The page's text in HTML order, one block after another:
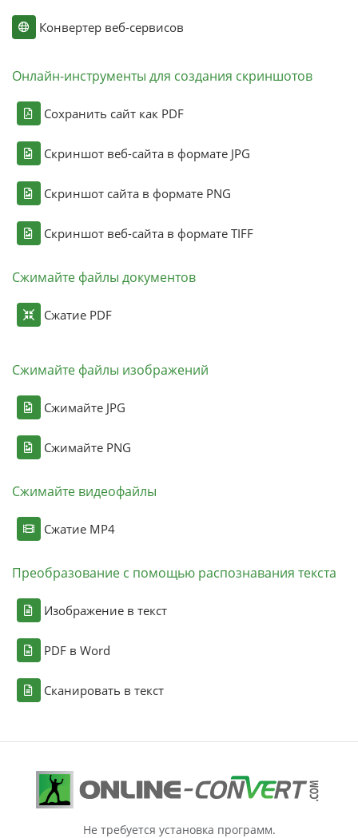
Конвертер веб-сервисов
Онлайн-инструменты для создания скриншотов
Сохранить сайт как PDF
Скриншот веб-сайта в формате JPG
Скриншот сайта в формате PNG
Скриншот веб-сайта в формате TIFF
Сжимайте файлы документов
Сжатие PDF
Сжимайте файлы изображений
Сжимайте JPG
Сжимайте PNG
Сжимайте видеофайлы
Сжатие MP4
Преобразование с помощью распознавания текста
Изображение в текст
PDF в Word
Сканировать в текст
Не требуется установка программ.